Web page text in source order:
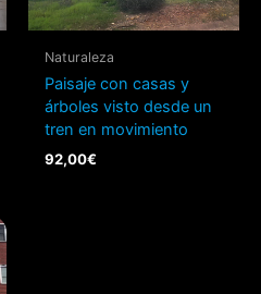
Naturaleza
Paisaje con casas y
árboles visto desde un
tren en movimiento
92,00€